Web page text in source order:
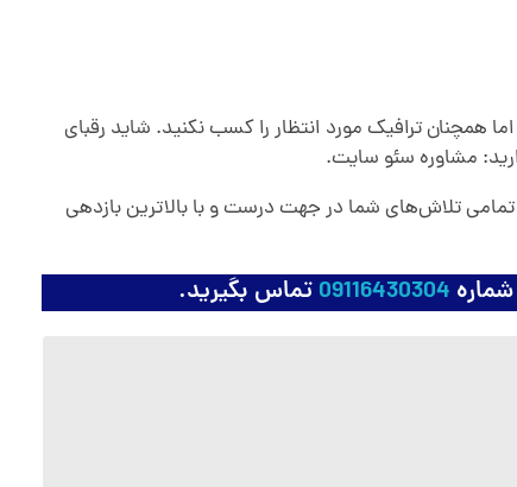
همچنان ترافیک مورد انتظار را کسب نکنید. شاید رقبای
مشاوره سئو سایت.
تلاش‌های شما در جهت درست و با بالاترین بازدهی
09116430304تماس بگیرید.